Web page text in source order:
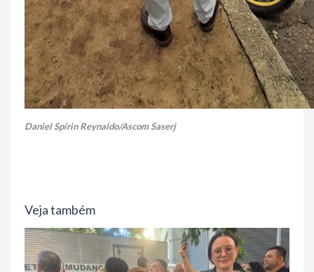
Daniel Spirin Reynaldo/Ascom Saserj
Veja também